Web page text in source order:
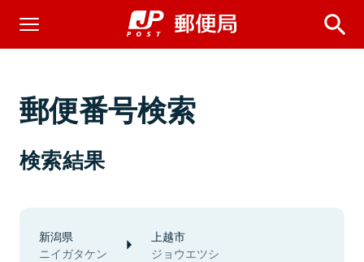
郵便番号検索
検索結果
新潟県
ニイガタケン
上越市
ジョウエツシ